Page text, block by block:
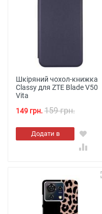
Шкіряний чохол-книжка
Classy для ZTE Blade V50
Vita
149 грн. 159 грн.
Додати в
кошик